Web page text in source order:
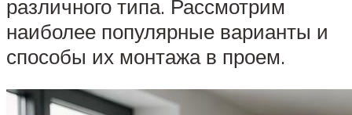
различного типа. Рассмотрим
наиболее популярные варианты и
способы их монтажа в проем.